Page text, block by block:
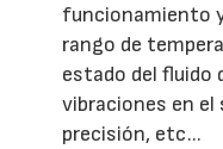
funcionamiento
rango de
estado del fluido
vibraciones en el
precisión, etc...